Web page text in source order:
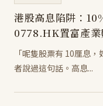
港股高息陷阱：
0778.HK置富產業
「呢隻股票有 10厘息
者說過這句話。高息...